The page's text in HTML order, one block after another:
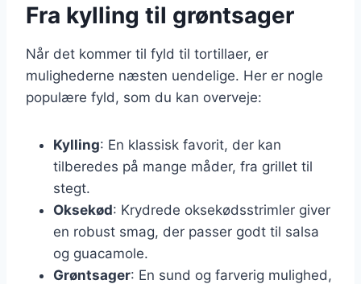
Fra kylling til grøntsager
Når det kommer til fyld til tortillaer, er
mulighederne næsten uendelige. Her er nogle
populære fyld, som du kan overveje:
Kylling: En klassisk favorit, der kan
tilberedes på mange måder, fra grillet til
stegt.
Oksekød: Krydrede oksekødsstrimler giver
en robust smag, der passer godt til salsa
og guacamole.
Grøntsager: En sund og farverig mulighed,